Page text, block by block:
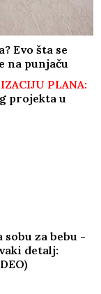
Ribe treba
svojoj
SE OPUSTI
Džoli, evo i